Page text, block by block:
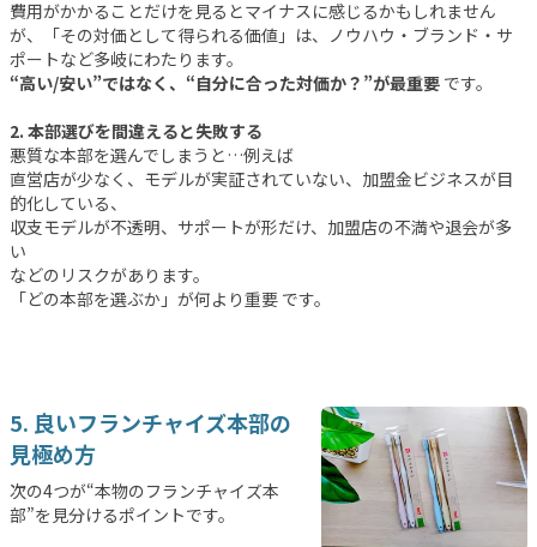
費用がかかることだけを見るとマイナスに感じるかもしれません
が、「その対価として得られる価値」は、ノウハウ・ブランド・サ
ポートなど多岐にわたります。
“高い/安い”ではなく、“自分に合った対価か？”が最重要 です。
2. 本部選びを間違えると失敗する
悪質な本部を選んでしまうと…例えば
直営店が少なく、モデルが実証されていない、加盟金ビジネスが目
的化している、
収支モデルが不透明、サポートが形だけ、加盟店の不満や退会が多
い
などのリスクがあります。
「どの本部を選ぶか」が何より重要 です。
5. 良いフランチャイズ本部の
見極め方
次の4つが“本物のフランチャイズ本
部”を見分けるポイントです。